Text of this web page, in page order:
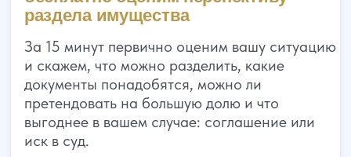
выгоднее в вашем случае: соглашение или
иск в суд.